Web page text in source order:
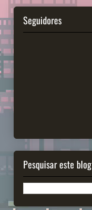
Seguidores
Pesquisar este blog